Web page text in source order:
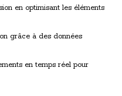
en optimisant les éléments
grâce à des données
en temps réel pour